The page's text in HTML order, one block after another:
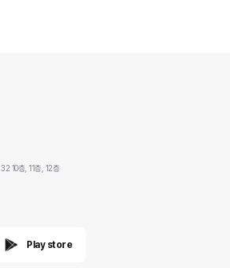
10층, 11층, 12층
Play store